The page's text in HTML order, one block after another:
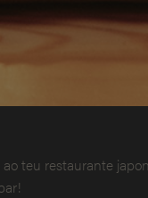
teu restaurante